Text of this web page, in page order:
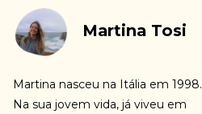
Martina Tosi
Martina nasceu na Itália em 1998.
Na sua jovem vida, já viveu em